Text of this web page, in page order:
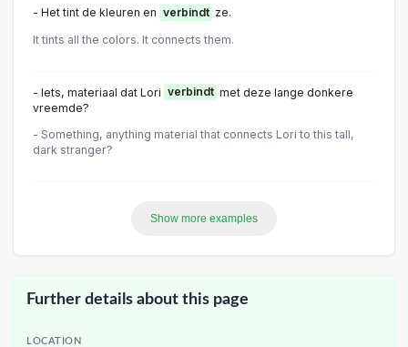
- Het tint de kleuren en verbindt ze.
It tints all the colors. It connects them.
- Iets, materiaal dat Lori verbindt met deze lange donkere
vreemde?
- Something, anything material that connects Lori to this tall,
dark stranger?
Show more examples
Further details about this page
LOCATION